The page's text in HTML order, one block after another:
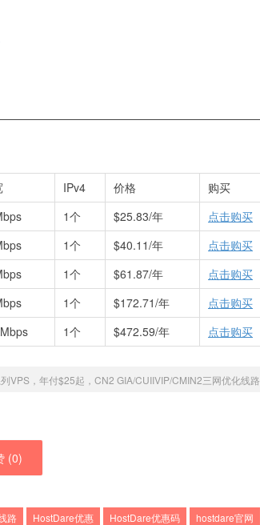
IPv4 价格
购买
1个 $25.83/年
点击购买
1个 $40.11/年
点击购买
1个 $61.87/年
点击购买
1个 $172.71/年
点击购买
1个 $472.59/年 点击购买
VPS，年付$25起，CN2 GIA/CUIIVIP/CMIN2三网优化线路
(0)
路 HostDare优惠 HostDare优惠码
hostdare官网